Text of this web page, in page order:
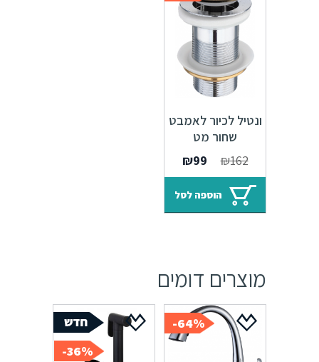
ונטיל לכיור לאמבט
שחור מט
₪162
המחיר
המקורי
היה:
₪162.
₪99
הנוכחי
הוא:
₪99.
הוספה לסל
מוצרים דומים
64%-
36%-